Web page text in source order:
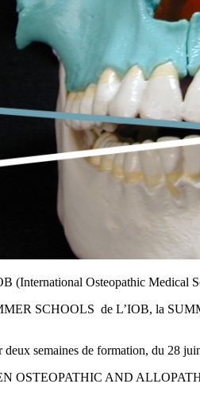
(International Osteopathic
SCHOOLS de L’IOB, la
semaines de formation, du 28
OSTEOPATHIC AND